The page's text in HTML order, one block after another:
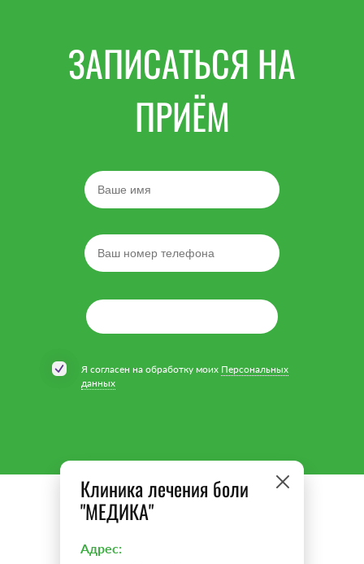
ЗАПИСАТЬСЯ НА
ПРИЁМ
Я согласен на обработку моих Персональных
данных
Клиника лечения боли
"МЕДИКА"
Адрес: